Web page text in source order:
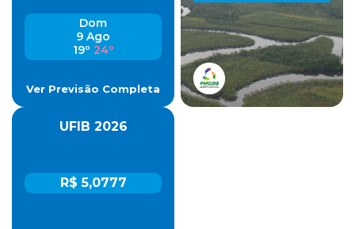
Dom
9 Ago
19º 24º
Ver Previsão Completa
UFIB 2026
R$ 5,0777